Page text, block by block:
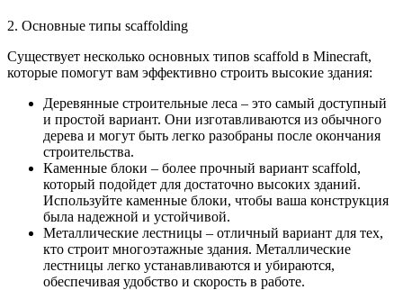
2. Основные типы scaffolding
Существует несколько основных типов scaffold в Minecraft,
которые помогут вам эффективно строить высокие здания:
Деревянные строительные леса – это самый доступный
и простой вариант. Они изготавливаются из обычного
дерева и могут быть легко разобраны после окончания
строительства.
Каменные блоки – более прочный вариант scaffold,
который подойдет для достаточно высоких зданий.
Используйте каменные блоки, чтобы ваша конструкция
была надежной и устойчивой.
Металлические лестницы – отличный вариант для тех,
кто строит многоэтажные здания. Металлические
лестницы легко устанавливаются и убираются,
обеспечивая удобство и скорость в работе.